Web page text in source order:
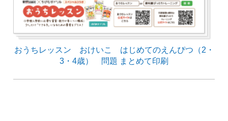
おうちレッスン おけいこ はじめてのえんぴつ（2・
3・4歳） 問題 まとめて印刷